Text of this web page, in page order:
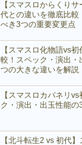
【スマスロからくり
代との違いを徹底比較
べき3つの重要変更点
【スマスロ化物語vs
較！スペック・演出・
つの大きな違いを解説
【スマスロカバネリ
ク・演出・出玉性能の
【北斗転生2 vs 初代